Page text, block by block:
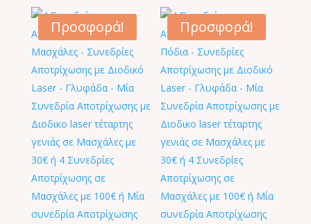
Προσφορά! Προσφορά!